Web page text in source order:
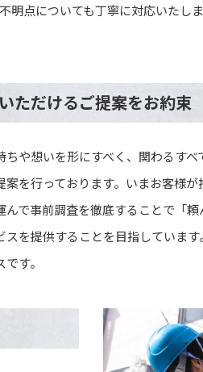
点についても丁寧に対応いたし
ただけるご提案をお約束
ちや想いを形にすべく、関わるす
案を行っております。いまお客様
んで事前調査を徹底することで「
スを提供することを目指していま
す。